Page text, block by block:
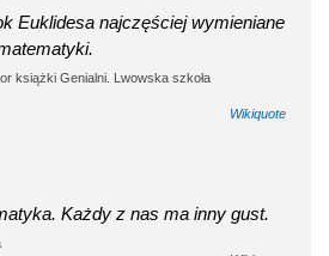
Euklidesa najczęściej wymieniane
książki Genialni. Lwowska szkoła
Wikiquote
Każdy z nas ma inny gust.